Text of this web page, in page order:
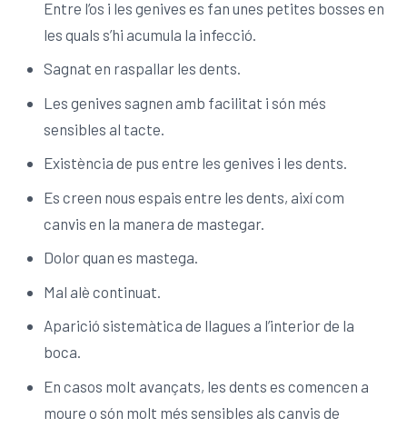
Entre l’os i les genives es fan unes petites bosses en
les quals s’hi acumula la infecció.
Sagnat en raspallar les dents.
Les genives sagnen amb facilitat i són més
sensibles al tacte.
Existència de pus entre les genives i les dents.
Es creen nous espais entre les dents, així com
canvis en la manera de mastegar.
Dolor quan es mastega.
Mal alè continuat.
Aparició sistemàtica de llagues a l’interior de la
boca.
En casos molt avançats, les dents es comencen a
moure o són molt més sensibles als canvis de